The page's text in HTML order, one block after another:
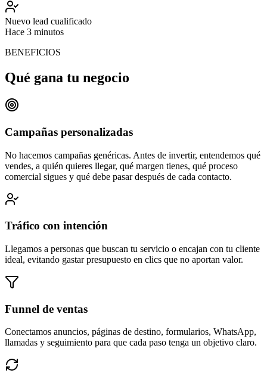
Nuevo lead cualificado
Hace 3 minutos
BENEFICIOS
Qué gana tu negocio
Campañas personalizadas
No hacemos campañas genéricas. Antes de invertir, entendemos qué
vendes, a quién quieres llegar, qué margen tienes, qué proceso
comercial sigues y qué debe pasar después de cada contacto.
Tráfico con intención
Llegamos a personas que buscan tu servicio o encajan con tu cliente
ideal, evitando gastar presupuesto en clics que no aportan valor.
Funnel de ventas
Conectamos anuncios, páginas de destino, formularios, WhatsApp,
llamadas y seguimiento para que cada paso tenga un objetivo claro.